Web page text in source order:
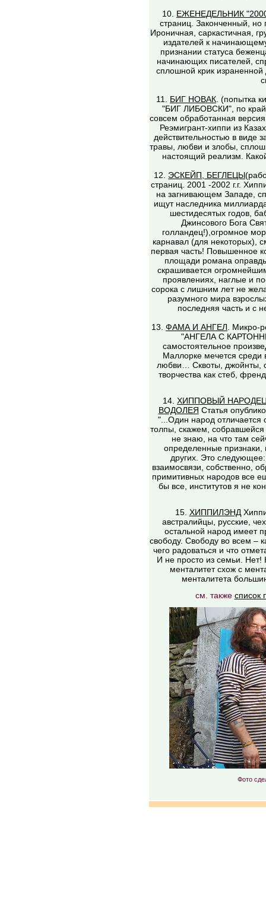
10. ЕЖЕНЕДЕЛЬНИК
страниц. Законченный, но
Ироничная, саркастичная,
издателей к
признании статуса
начинающих писателей,
сплошной крик
11. БИГ НОВАК . (попытка
"БИГ ЛИБОВСКИ", по
совсем обработанная
Реэмигрант-хиппи из
действительностью в виде
травы, любви и злобы,
настоящий реализм.
12. ЭСКЕЙП, БЕГЛЕЦЫ
страниц. 2001 -2002 г.г.
на загнивающем Западе,
ищут наследника
шестидесятых годов,
Джинсового Бога
голландец!),огромное
карнавал (для некоторых),
первая часть! Повышенное
площади романа
скрашивается
проявлениях, наглые и
сорока с лишним лет не
разумного мира
последняя часть и с
13. ФАМА И АНГЕЛ . Микро-
"АНГЕЛА С
самостоятельное
Маллорке мечется среди
любви… Сквоты, джойнты,
творчества как стеб,
14. ХИППОВЫЙ
ВОДОЛЕЯ Статья
"...Один народ отличается
толпы, скажем,
не знаю, на что там
определенные признаки,
других. Это
взаимосвязи, собственно,
примитивных народов все
бы все, институтов я не
15. ХИППИЛЭНД
австралийцы, русские,
остальной народ имеет
свободу. Свободу во всем –
чего радоваться и что
И не просто из семьи. Нет!
менталитет схож с
менталитета
см. также список
Фото